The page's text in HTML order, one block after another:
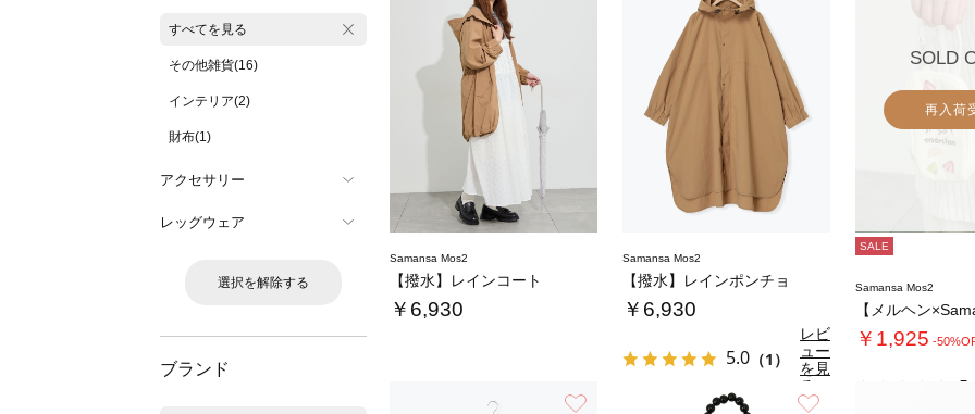
すべてを見る
その他雑貨(16)
インテリア(2)
財布(1)
アクセサリー
レッグウェア
選択を解除する
ブランド
Samansa Mos2
【撥水】レインコート
￥6,930
Samansa Mos2
【撥水】レインポンチョ
￥6,930
5.0 （1）
レビ
ュー
を見
る
SOLD
再入荷
SALE
Samansa Mos2
￥1,925 -